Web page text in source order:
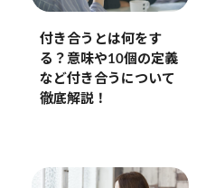
付き合うとは何をす
る？意味や10個の定義
など付き合うについて
徹底解説！